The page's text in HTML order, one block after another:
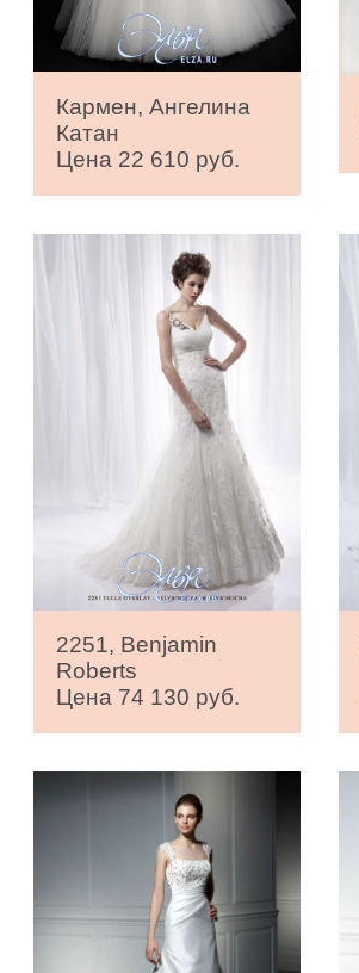
Кармен, Ангелина
Катан
Цена 22 610 руб.
2251, Benjamin
Roberts
Цена 74 130 руб.